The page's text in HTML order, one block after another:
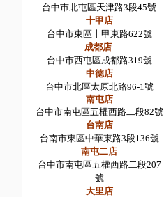
台中市北屯區天津路3段45號
十甲店
台中市東區十甲東路622號
成都店
台中市西屯區成都路319號
中德店
台中市北區太原北路96-1號
南屯店
台中市南屯區五權西路二段82號
台南店
台南市東區中華東路3段136號
南屯二店
台中市南屯區五權西路二段207
號
大里店